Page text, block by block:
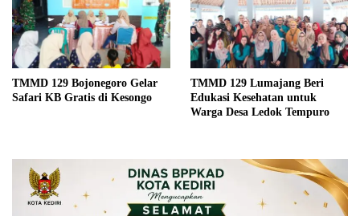
TMMD 129 Bojonegoro Gelar
Safari KB Gratis di Kesongo
TMMD 129 Lumajang Beri
Edukasi Kesehatan untuk
Warga Desa Ledok Tempuro